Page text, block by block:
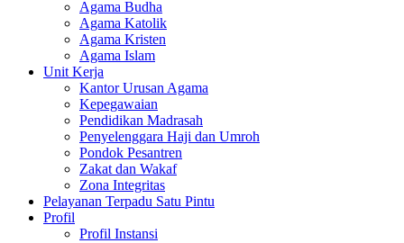
Agama Budha
Agama Katolik
Agama Kristen
Agama Islam
Unit Kerja
Kantor Urusan Agama
Kepegawaian
Pendidikan Madrasah
Penyelenggara Haji dan Umroh
Pondok Pesantren
Zakat dan Wakaf
Zona Integritas
Pelayanan Terpadu Satu Pintu
Profil
Profil Instansi